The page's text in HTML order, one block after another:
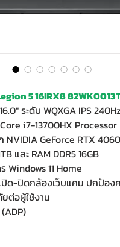
5 16IRX8
ระดับ WQXGA IPS 240Hz
i7-13700HX Processor
NVIDIA GeForce RTX
และ RAM DDR5 16GB
11 Home
ด-ปิดกล้องเว็บแคม ปกป้อง
ต่อผู้ใช้งาน